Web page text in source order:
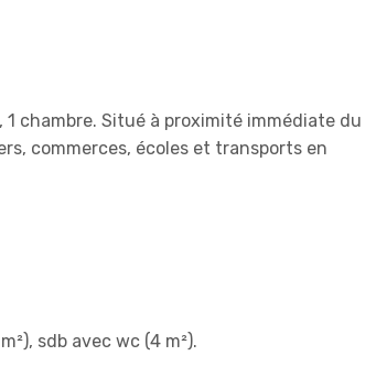
chambre. Situé à proximité immédiate du
commerces, écoles et transports en
sdb avec wc (4 m²).